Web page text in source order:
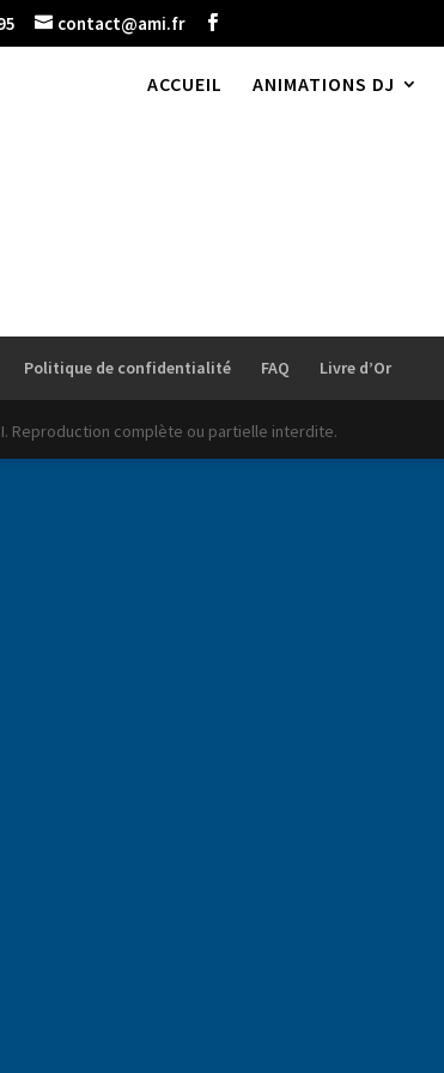
contact@ami.fr
ACCUEIL ANIMATIONS DJ
Politique de confidentialité FAQ Livre d’Or
Reproduction complète ou partielle interdite.